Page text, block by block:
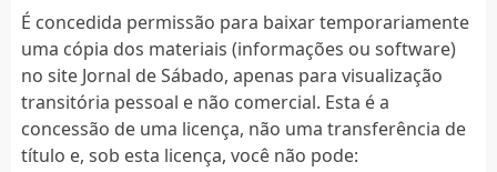
É concedida permissão para baixar temporariamente
uma cópia dos materiais (informações ou software)
no site Jornal de Sábado, apenas para visualização
transitória pessoal e não comercial. Esta é a
concessão de uma licença, não uma transferência de
título e, sob esta licença, você não pode: